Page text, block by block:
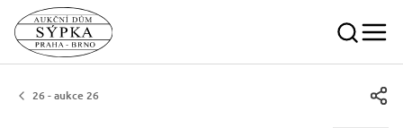
26 - aukce 26